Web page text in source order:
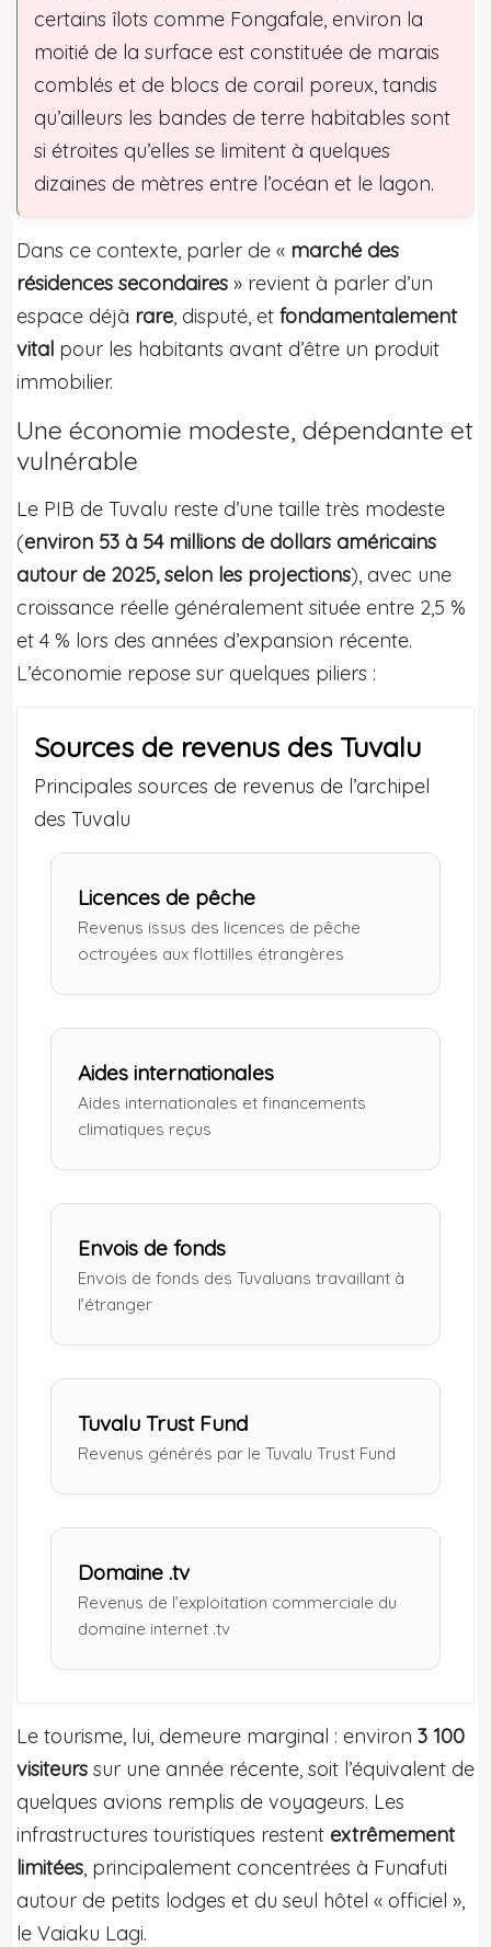
certains îlots comme Fongafale, environ la
moitié de la surface est constituée de marais
comblés et de blocs de corail poreux, tandis
qu’ailleurs les bandes de terre habitables sont
si étroites qu’elles se limitent à quelques
dizaines de mètres entre l’océan et le lagon.
Dans ce contexte, parler de « marché des
résidences secondaires » revient à parler d’un
espace déjà rare, disputé, et fondamentalement
vital pour les habitants avant d’être un produit
immobilier.
Une économie modeste, dépendante et
vulnérable
Le PIB de Tuvalu reste d’une taille très modeste
(environ 53 à 54 millions de dollars américains
autour de 2025, selon les projections), avec une
croissance réelle généralement située entre 2,5 %
et 4 % lors des années d’expansion récente.
L’économie repose sur quelques piliers :
Sources de revenus des Tuvalu
Principales sources de revenus de l’archipel
des Tuvalu
Licences de pêche
Revenus issus des licences de pêche
octroyées aux flottilles étrangères
Aides internationales
Aides internationales et financements
climatiques reçus
Envois de fonds
Envois de fonds des Tuvaluans travaillant à
l’étranger
Tuvalu Trust Fund
Revenus générés par le Tuvalu Trust Fund
Domaine .tv
Revenus de l’exploitation commerciale du
domaine internet .tv
Le tourisme, lui, demeure marginal : environ 3 100
visiteurs sur une année récente, soit l’équivalent de
quelques avions remplis de voyageurs. Les
infrastructures touristiques restent extrêmement
limitées, principalement concentrées à Funafuti
autour de petits lodges et du seul hôtel « officiel »,
le Vaiaku Lagi.